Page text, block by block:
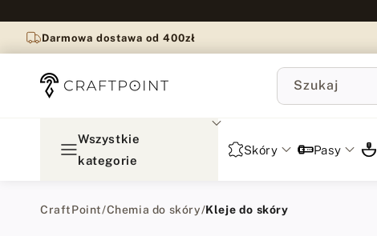
Darmowa dostawa od 400zł
Szukaj
Wszystkie
kategorie
Skóry Pasy
CraftPoint/Chemia do skóry/Kleje do skóry